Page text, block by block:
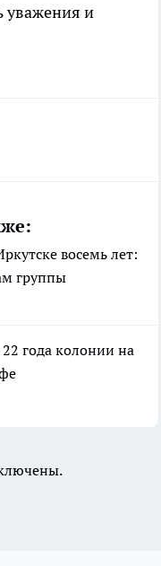
уважения и
восемь лет:
группы
года колонии на